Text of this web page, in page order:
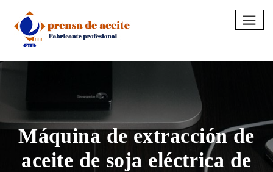
content
Máquina de extracción de
aceite de soja eléctrica de